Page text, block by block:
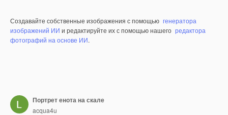
Создавайте собственные изображения с помощью генератора
изображений ИИ и редактируйте их с помощью нашего редактора
фотографий на основе ИИ.
Портрет енота на скале
acqua4u